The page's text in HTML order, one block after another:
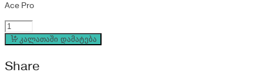
Ace Pro
Insta360
Ace
Screen
კალათაში დამატება
Share